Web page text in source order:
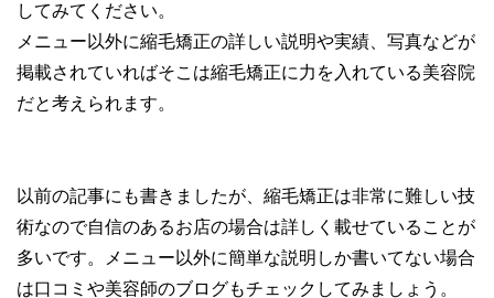
してみてください。
メニュー以外に縮毛矯正の詳しい説明や実績、写真などが
掲載されていればそこは縮毛矯正に力を入れている美容院
だと考えられます。
以前の記事にも書きましたが、縮毛矯正は非常に難しい技
術なので自信のあるお店の場合は詳しく載せていることが
多いです。メニュー以外に簡単な説明しか書いてない場合
は口コミや美容師のブログもチェックしてみましょう。